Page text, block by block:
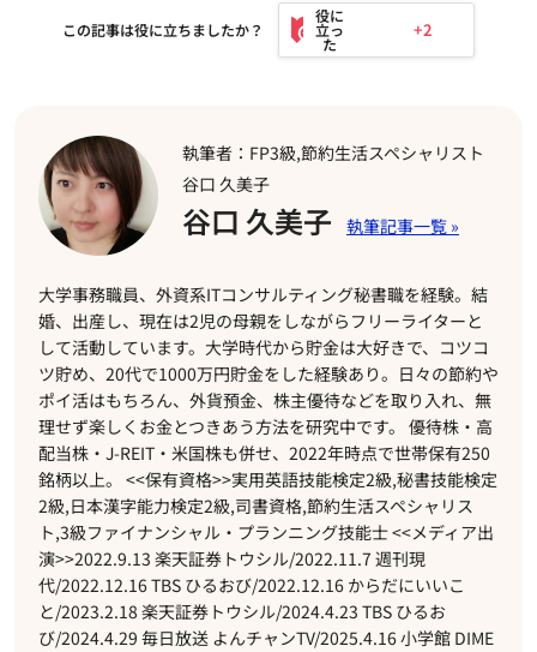
この記事は役に立ちましたか？ +2
執筆者：FP3級,節約生活スペシャリスト
谷口 久美子
谷口 久美子
大学事務職員、外資系ITコンサルティング秘書職を経験。結
婚、出産し、現在は2児の母親をしながらフリーライターと
して活動しています。大学時代から貯金は大好きで、コツコ
ツ貯め、20代で1000万円貯金をした経験あり。日々の節約や
ポイ活はもちろん、外貨預金、株主優待などを取り入れ、無
理せず楽しくお金とつきあう方法を研究中です。 優待株・高
配当株・J-REIT・米国株も併せ、2022年時点で世帯保有250
銘柄以上。 <<保有資格>>実用英語技能検定2級,秘書技能検定
2級,日本漢字能力検定2級,司書資格,節約生活スペシャリス
ト,3級ファイナンシャル・プランニング技能士 <<メディア出
演>>2022.9.13 楽天証券トウシル/2022.11.7 週刊現
代/2022.12.16 TBS ひるおび/2022.12.16 からだにいいこ
と/2023.2.18 楽天証券トウシル/2024.4.23 TBS ひるお
び/2024.4.29 毎日放送 よんチャンTV/2025.4.16 小学館 DIME